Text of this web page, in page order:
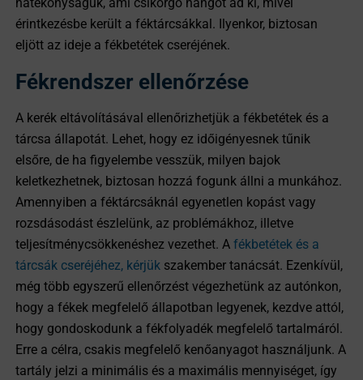
érintkezésbe került a féktárcsákkal. Ilyenkor, biztosan
eljött az ideje a fékbetétek cseréjének.
Fékrendszer ellenőrzése
A kerék eltávolításával ellenőrizhetjük a fékbetétek és a
tárcsa állapotát. Lehet, hogy ez időigényesnek tűnik
elsőre, de ha figyelembe vesszük, milyen bajok
keletkezhetnek, biztosan hozzá fogunk állni a munkához.
Amennyiben a féktárcsáknál egyenetlen kopást vagy
rozsdásodást észlelünk, az problémákhoz, illetve
teljesítménycsökkenéshez vezethet. Afékbetétek és a
tárcsák cseréjéhez, kérjük szakember tanácsát. Ezenkívül,
még több egyszerű ellenőrzést végezhetünk az autónkon,
hogy a fékek megfelelő állapotban legyenek, kezdve attól,
hogy gondoskodunk a fékfolyadék megfelelő tartalmáról.
Erre a célra, csakis megfelelő kenőanyagot használjunk. A
tartály jelzi a minimális és a maximális mennyiséget, így